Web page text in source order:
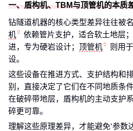
一、盾构机、TBM与顶管机的本质
钻隧道机器的核心类型差异往往被
机
依赖管片支护，适合软土地层
进，专为硬岩设计； 顶管机
则用
设。
这些设备在推进方式、支护结构和
别，直接决定了它们在不同地质条
在破碎带地层，盾构机的主动支护
碎更可靠。
理解这些原理差异，才能避免‘参数